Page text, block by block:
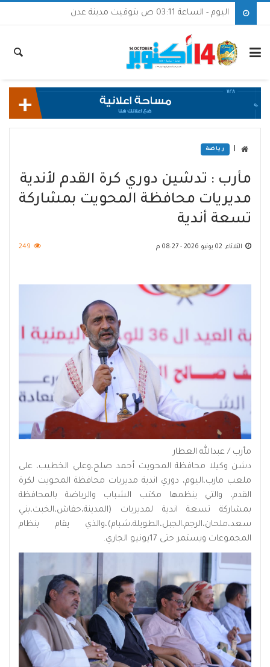
اليوم - الساعة 03:11 ص بتوقيت مدينة عدن
رياضة
مأرب : تدشين دوري كرة القدم لأندية
مديريات محافظة المحويت بمشاركة
تسعة أندية
الثلاثاء, 02 يونيو 2026 - 08:27 م 249
مأرب / عبدالله العطار
دشن وكيلا محافظة المحويت أحمد صلح،وعلي الخطيب، على
ملعب مارب،اليوم، دوري اندية مديريات محافظة المحويت لكرة
القدم، والتي ينظمها مكتب الشباب والرياضة بالمحافظة
بمشاركة تسعة اندية لمديريات (المدينة،حفاش،الخبت،بني
سعد،ملحان،الرجم،الجبل،الطويلة،شبام)،والذي يقام بنظام
المجموعات ويستمر حتى 17يونيو الجاري.